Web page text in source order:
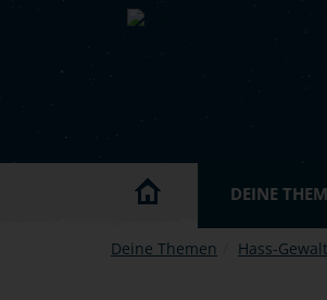
Skip to main content
DEINE
Deine Themen Hass-